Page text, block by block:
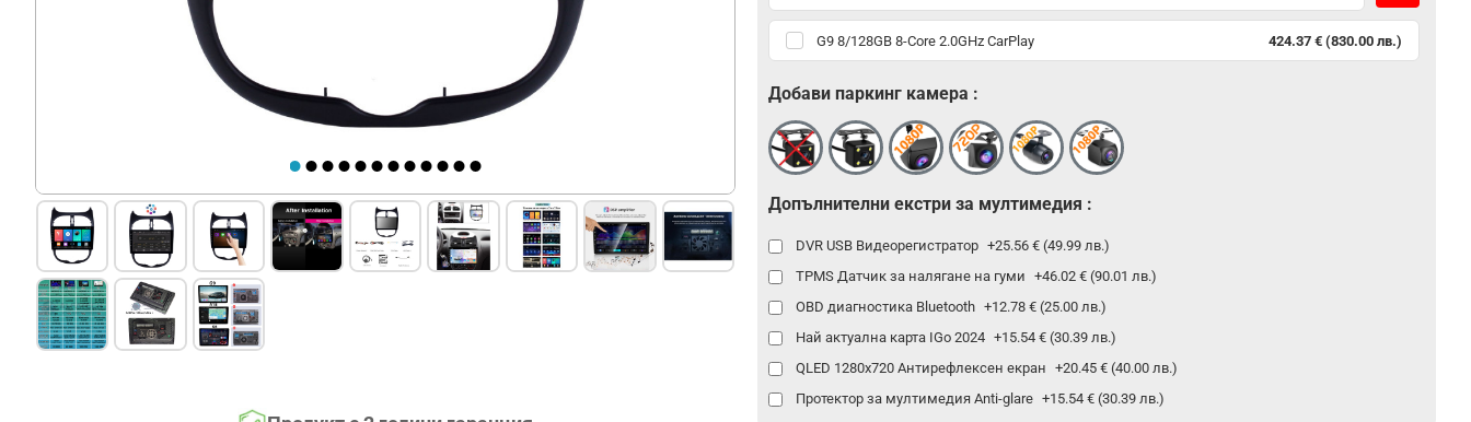
G9 8/128GB 8-Core 2.0GHz CarPlay 424.37 € (830.00 лв.)
Добави паркинг камера :
Допълнителни екстри за мултимедия :
DVR USB Видеорегистратор +25.56 € (49.99 лв.)
TPMS Датчик за налягане на гуми +46.02 € (90.01 лв.)
OBD диагностика Bluetooth +12.78 € (25.00 лв.)
Най актуална карта IGo 2024 +15.54 € (30.39 лв.)
QLED 1280x720 Антирефлексен екран +20.45 € (40.00 лв.)
Протектор за мултимедия Anti-glare +15.54 € (30.39 лв.)